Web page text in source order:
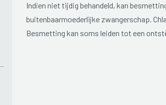
Indien niet tijdig behandeld, kan
buitenbaarmoederlijke zwangerschap.
Besmetting kan soms leiden tot een